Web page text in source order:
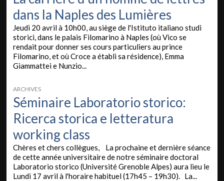
dans la Naples des Lumières
Jeudi 20 avril à 10h00, au siège de l'Istituto italiano studi
storici, dans le palais Filomarino à Naples (où Vico se
rendait pour donner ses cours particuliers au prince
Filomarino, et où Croce a établi sa résidence), Emma
Giammattei e Nunzio...
ARCHIVES
Séminaire Laboratorio storico:
Ricerca storica e letteratura
working class
Chères et chers collègues, La prochaine et dernière séance
de cette année universitaire de notre séminaire doctoral
Laboratorio storico (Université Grenoble Alpes) aura lieu le
Lundi 17 avril à l'horaire habituel (17h45 – 19h30). La...